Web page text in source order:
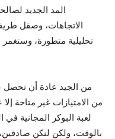
المد الجديد
الاتجاهات، وصقل
تحليلية متطورة، وستغمر
من الجيد عادة أن تحصل
من الامتيازات غير متاحة
لعبة البوكر المجانية في
بالوقت، ولكن لنكن